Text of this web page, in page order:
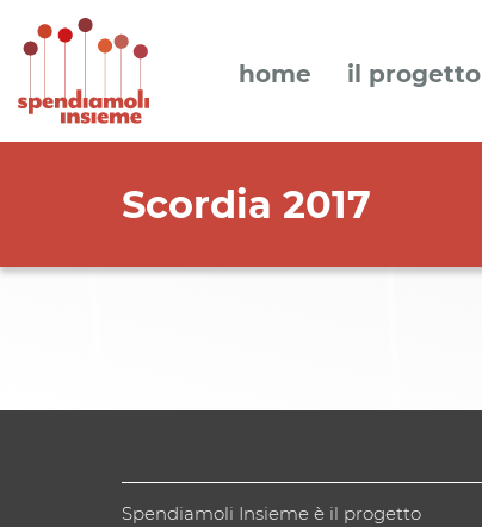
home il progetto
Scordia 2017
Spendiamoli Insieme è il progetto